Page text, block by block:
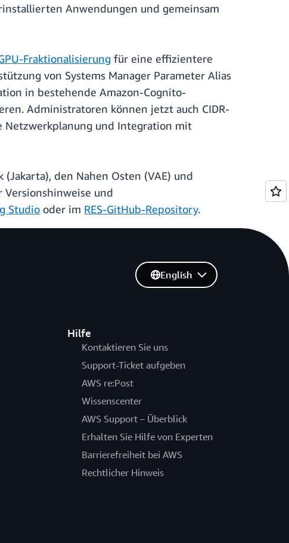
Anwendungen und gemeinsam
Fraktionalisierung für eine effizientere
von Systems Manager Parameter Alias
in bestehende Amazon-Cognito-
Administratoren können jetzt auch CIDR-
Netzwerkplanung und Integration mit
den Nahen Osten (VAE) und
Versionshinweise und
Studio oder im RES-GitHub-Repository.
Hilfe
Kontaktieren Sie uns
Support-Ticket aufgeben
AWS re:Post
Wissenscenter
AWS Support – Überblick
Erhalten Sie Hilfe von Experten
Barrierefreiheit bei AWS
Rechtlicher Hinweis
English